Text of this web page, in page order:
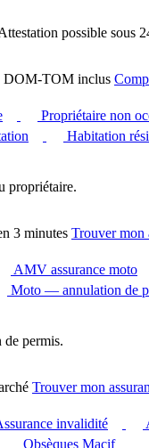
possible sous
DOM-TOM inclus
Propriétaire non
Habitation
propriétaire.
3 minutes Trouver mon
AMV assurance moto
Moto — annulation de
permis.
Trouver mon
invalidité
Obsèques Macif